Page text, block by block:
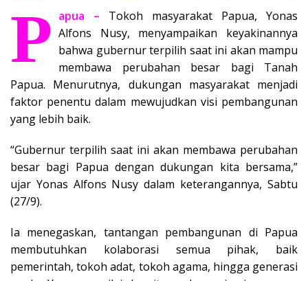
P apua –
Tokoh masyarakat Papua, Yonas
Alfons Nusy, menyampaikan keyakinannya
bahwa gubernur terpilih saat ini akan mampu
membawa perubahan besar bagi Tanah
Papua. Menurutnya, dukungan masyarakat menjadi
faktor penentu dalam mewujudkan visi pembangunan
yang lebih baik.
“Gubernur terpilih saat ini akan membawa perubahan
besar bagi Papua dengan dukungan kita bersama,”
ujar Yonas Alfons Nusy dalam keterangannya, Sabtu
(27/9).
Ia menegaskan, tantangan pembangunan di Papua
membutuhkan kolaborasi semua pihak, baik
pemerintah, tokoh adat, tokoh agama, hingga generasi